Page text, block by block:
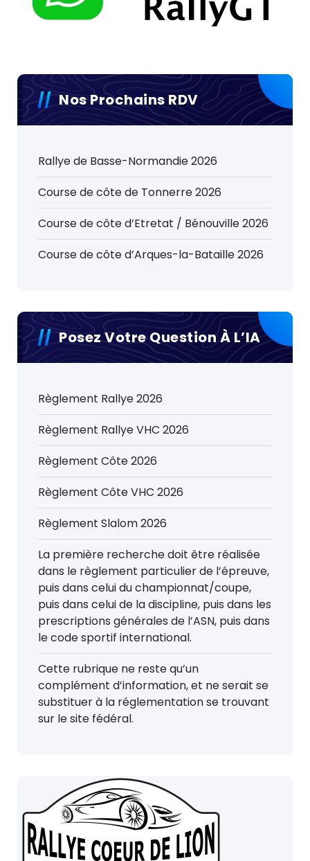
Nos Prochains RDV
Rallye de Basse-Normandie 2026
Course de côte de Tonnerre 2026
Course de côte d’Etretat / Bénouville 2026
Course de côte d’Arques-la-Bataille 2026
Posez Votre Question À L’IA
Règlement Rallye 2026
Règlement Rallye VHC 2026
Règlement Côte 2026
Règlement Côte VHC 2026
Règlement Slalom 2026
La première recherche doit être réalisée
dans le règlement particulier de l’épreuve,
puis dans celui du championnat/coupe,
puis dans celui de la discipline, puis dans les
prescriptions générales de l’ASN, puis dans
le code sportif international.
Cette rubrique ne reste qu’un
complément d’information, et ne serait se
substituer à la réglementation se trouvant
sur le site fédéral.